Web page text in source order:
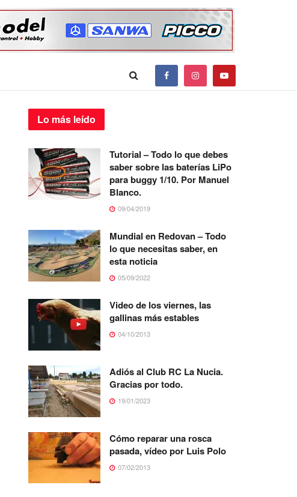
Lo más leído
Tutorial – Todo lo que debes
saber sobre las baterías LiPo
para buggy 1/10. Por Manuel
Blanco.
09/04/2019
Mundial en Redovan – Todo
lo que necesitas saber, en
esta noticia
05/09/2022
Video de los viernes, las
gallinas más estables
04/10/2013
Adiós al Club RC La Nucia.
Gracias por todo.
19/01/2023
Cómo reparar una rosca
pasada, vídeo por Luis Polo
07/02/2013